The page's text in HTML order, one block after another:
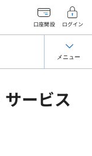
口座開設 ログイン
ービス
メニュー